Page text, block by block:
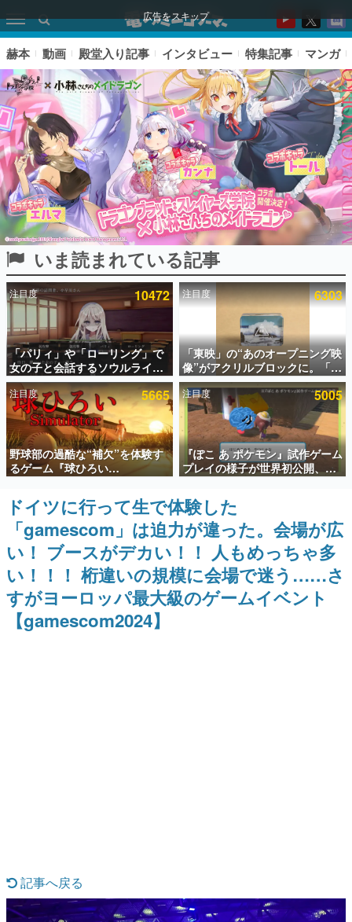
広告をスキップ
ピックアップ
電ファミのいま読まれている記事ランキング
アプリセール情報
インタビュー
連載・特集一覧
殿堂入り記事
SNS拡散数が数千以上！ ページビュー数万以上！ などな
ど。多くの人々に読まれた、電ファミ渾身の“殿堂入り”記
事をまとめました。
ゲームの企画書
名作ゲームクリエイターの方々に製作時のエピソードをお
聞きし、ヒットする企画（ゲーム）とは何か？を探ってい
きます。
赫本
この物語を解いてはいけない。『赫本』は、〈試験問題〉
の形をした短編ホラー小説集です。
新世代に訊く
具体的な形から解き明かしていく、硬派で骨太な評論連載
です。
赫本 動画 殿堂入り記事 インタビュー 特集記事 マンガ
いま読まれている記事
注目度 10472
「パリィ」や「ローリング」で
女の子と会話するソウルライク
恋愛ゲーム『小早川さんはソウ
ルライク』無料公開。返事に失
敗すると「YOU DIED」
注目度 6303
「東映」の“あのオープニング映
像”がアクリルブロックに。「東
映ヒストリカル グッズコレクシ
ョン」が8月下旬より発売
注目度 5665
野球部の過酷な“補欠”を体験す
るゲーム『球ひろい
Simulator』が「1件」のウィッ
シュリストをもとにチェコ語に
対応しSNSで話題に。『キング
ダム・カム』開発元やチェコの
プロ野球選手から称賛の声
注目度 5005
『ぽこ あ ポケモン』試作ゲーム
プレイの様子が世界初公開、貴
重な企画書の一部も見れちゃ
う。ゲームフリーク・大森滋氏
が開発秘話を語る動画がゲーム
フリーク公式YouTubeで公開中
ドイツに行って生で体験した
「gamescom」は迫力が違った。会場が広
い！ ブースがデカい！！ 人もめっちゃ多
い！！！ 桁違いの規模に会場で迷う……さ
すがヨーロッパ最大級のゲームイベント
【gamescom2024】
記事へ戻る